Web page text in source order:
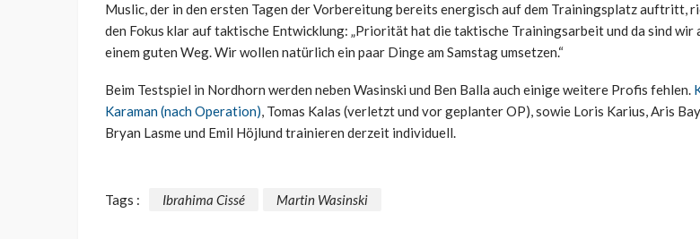
Muslic, der in den ersten Tagen der Vorbereitung bereits energisch auf dem Trainingsplatz auftritt,
den Fokus klar auf taktische Entwicklung: „Priorität hat die taktische Trainingsarbeit und da sind wir
einem guten Weg. Wir wollen natürlich ein paar Dinge am Samstag umsetzen.“
Beim Testspiel in Nordhorn werden neben Wasinski und Ben Balla auch einige weitere Profis fehlen.
Karaman (nach Operation), Tomas Kalas (verletzt und vor geplanter OP), sowie Loris Karius, Aris
Bryan Lasme und Emil Höjlund trainieren derzeit individuell.
Tags : Ibrahima Cissé Martin Wasinski